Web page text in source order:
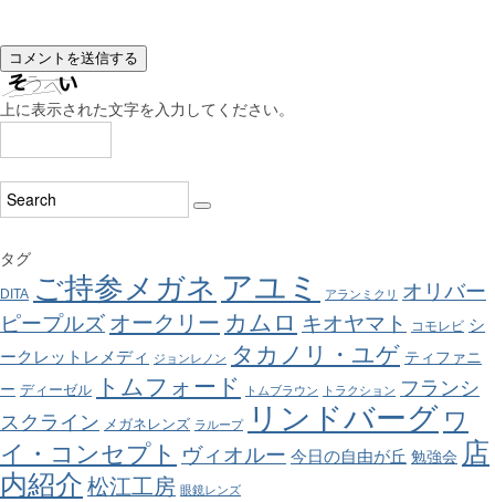
上に表示された文字を入力してください。
タグ
DITA ご持参メガネ アユミ アランミクリ
オリバー
ピープルズ オークリー カムロ キオヤマト コモレビ シ
ークレットレメディ
ジョンレノン タカノリ・ユゲ ティファニ
ー ディーゼル トムフォード トムブラウン トラクション フランシ
スクライン メガネレンズ ラループ リンドバーグ ワ
イ・コンセプト ヴィオルー 今日の自由が丘 勉強会 店
内紹介 松江工房 眼鏡レンズ